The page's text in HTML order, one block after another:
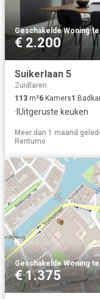
Geschakelde Woning·
€ 2.200
Suikerlaan 5
Zuidlaren
113 m²6 Kamers1
· IUitgeruste keuken
Meer dan 1 maand
Rentumo
Geschakelde Woning·
€ 1.375